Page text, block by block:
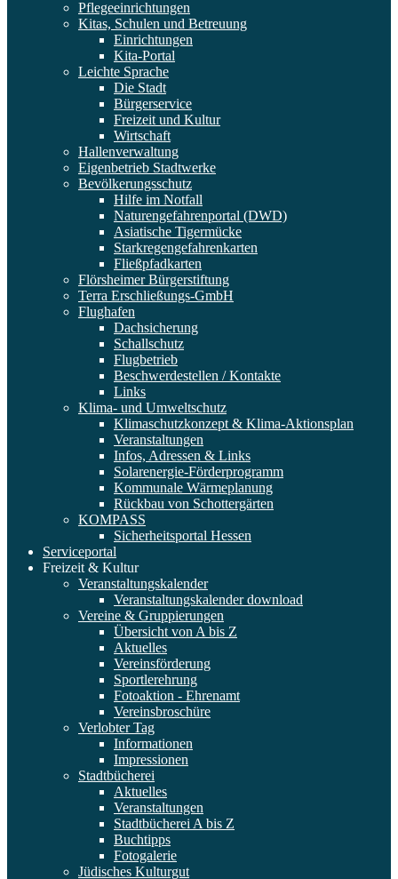
Pflegeeinrichtungen
Kitas, Schulen und Betreuung
Einrichtungen
Kita-Portal
Leichte Sprache
Die Stadt
Bürgerservice
Freizeit und Kultur
Wirtschaft
Hallenverwaltung
Eigenbetrieb Stadtwerke
Bevölkerungsschutz
Hilfe im Notfall
Naturengefahrenportal (DWD)
Asiatische Tigermücke
Starkregengefahrenkarten
Fließpfadkarten
Flörsheimer Bürgerstiftung
Terra Erschließungs-GmbH
Flughafen
Dachsicherung
Schallschutz
Flugbetrieb
Beschwerdestellen / Kontakte
Links
Klima- und Umweltschutz
Klimaschutzkonzept & Klima-Aktionsplan
Veranstaltungen
Infos, Adressen & Links
Solarenergie-Förderprogramm
Kommunale Wärmeplanung
Rückbau von Schottergärten
KOMPASS
Sicherheitsportal Hessen
Serviceportal
Freizeit & Kultur
Veranstaltungskalender
Veranstaltungskalender download
Vereine & Gruppierungen
Übersicht von A bis Z
Aktuelles
Vereinsförderung
Sportlerehrung
Fotoaktion - Ehrenamt
Vereinsbroschüre
Verlobter Tag
Informationen
Impressionen
Stadtbücherei
Aktuelles
Veranstaltungen
Stadtbücherei A bis Z
Buchtipps
Fotogalerie
Jüdisches Kulturgut